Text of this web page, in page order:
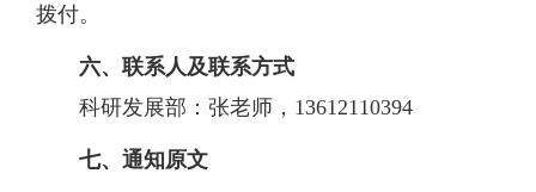
拨付。
六、联系人及联系方式
科研发展部：张老师， 13612110394
七、 通知原文